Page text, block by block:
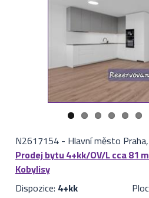
N2617154- Hlavní město
Prodej bytu 4+kk/OV/L cca 81
Kobylisy
Dispozice: 4+kk